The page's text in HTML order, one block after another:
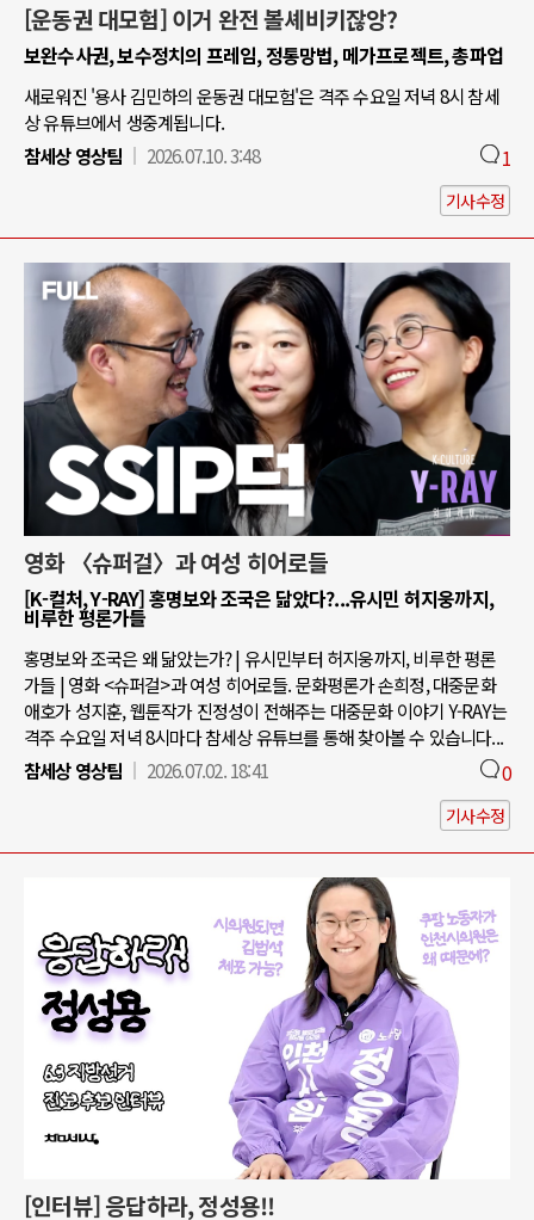
[운동권 대모험] 이거 완전 볼셰비키잖앙?
보완수사권, 보수정치의 프레임, 정통망법, 메가프로젝트, 총파업
새로워진 '용사 김민하의 운동권 대모험'은 격주 수요일 저녁 8시 참세
상 유튜브에서 생중계됩니다.
참세상 영상팀
2026.07.10. 3:48 1
기사수정
영화 〈슈퍼걸〉과 여성 히어로들
[K-컬처, Y-RAY] 홍명보와 조국은 닮았다?...유시민 허지웅까지,
비루한 평론가들
홍명보와 조국은 왜 닮았는가? | 유시민부터 허지웅까지, 비루한 평론
가들 | 영화 <슈퍼걸>과 여성 히어로들. 문화평론가 손희정, 대중문화
애호가 성지훈, 웹툰작가 진정성이 전해주는 대중문화 이야기 Y-RAY는
격주 수요일 저녁 8시마다 참세상 유튜브를 통해 찾아볼 수 있습니다...
참세상 영상팀
2026.07.02. 18:41 0
기사수정
[인터뷰] 응답하라, 정성용!!